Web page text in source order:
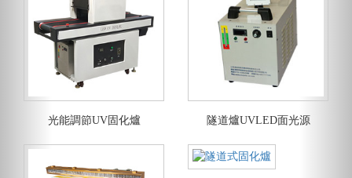
光能調節UV固化爐 隧道爐UVLED面光源